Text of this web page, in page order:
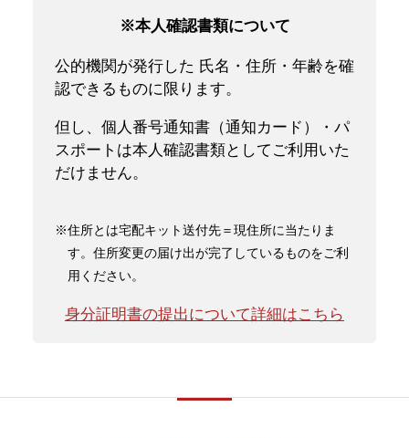
※本人確認書類について
公的機関が発行した 氏名・住所・年齢を確
認できるものに限ります。
但し、個人番号通知書（通知カード）・パ
スポートは本人確認書類としてご利用いた
だけません。
※住所とは宅配キット送付先＝現住所に当たりま
す。住所変更の届け出が完了しているものをご利
用ください。
身分証明書の提出について詳細はこちら